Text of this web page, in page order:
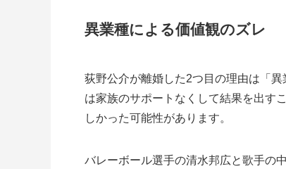
異業種による価値観のズレ
荻野公介が離婚した2つ目の理由は「
は家族のサポートなくして結果を出す
しかった可能性があります。
バレーボール選手の清水邦広と歌手の